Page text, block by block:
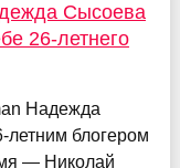
Сысоева
26-летнего
Надежда
летним блогером
— Николай